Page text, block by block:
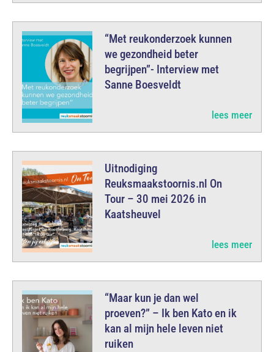
“Met reukonderzoek kunnen
we gezondheid beter
begrijpen”- Interview met
Sanne Boesveldt
lees meer
Uitnodiging
Reuksmaakstoornis.nl On
Tour – 30 mei 2026 in
Kaatsheuvel
lees meer
“Maar kun je dan wel
proeven?” – Ik ben Kato en ik
kan al mijn hele leven niet
ruiken